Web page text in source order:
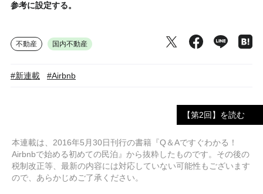
参考に設定する。
不動産 国内不動産
#新連載 #Airbnb
【第2回】を読む
本連載は、2016年5月30日刊行の書籍『Q＆Aですぐわかる！
Airbnbで始める初めての民泊』から抜粋したものです。その後の
税制改正等、最新の内容には対応していない可能性もございます
ので、あらかじめご了承ください。